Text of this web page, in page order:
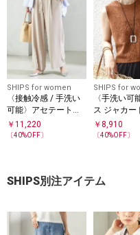
SHIPS for women
〈接触冷感 / 手洗い
可能〉アセテート混
バック サテン ワイド
パンツ
￥ 11,220
〔40%OFF〕
SHIPS for
〈手洗い可
ス ジャカー
ノースリー
ソー
￥8,910
〔40%OFF〕
SHIPS別注アイテム